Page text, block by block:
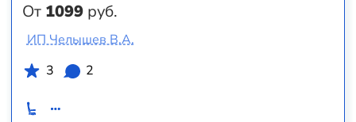
От 1099 руб.
ИП Челышев В.А.
3
2